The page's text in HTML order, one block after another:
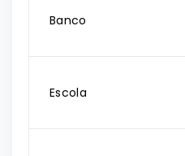
Banco
Escola